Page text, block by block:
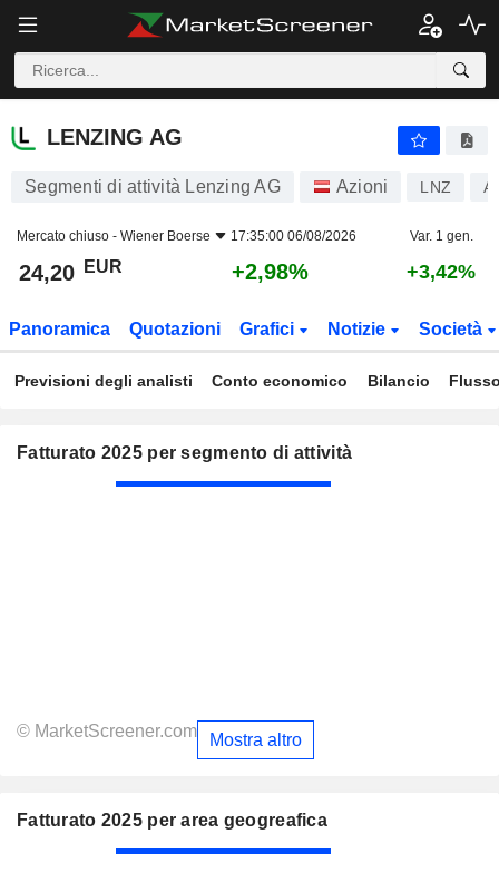
LENZING AG
LENZING AG
Segmenti di attività Lenzing AG Azioni LNZ
Mercato chiuso - Wiener Boerse 17:35:00 06/08/2026 Var. 1 gen.
24,20 EUR +2,98% +3,42%
Panoramica Quotazioni Grafici Notizie Società
Previsioni degli analisti Conto economico Bilancio
Fatturato 2025 per segmento di attività
© MarketScreener.com Mostra altro
Fatturato 2025 per area geogreafica